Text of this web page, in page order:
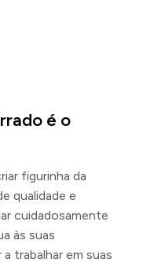
é o
figurinha da
qualidade e
cuidadosamente
às suas
trabalhar em suas